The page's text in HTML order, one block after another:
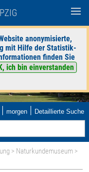
anonymisierte,
mit Hilfe der Statistik-
finden Sie
ich bin einverstanden
| morgen | Detaillierte Suche
> Naturkundemuseum >